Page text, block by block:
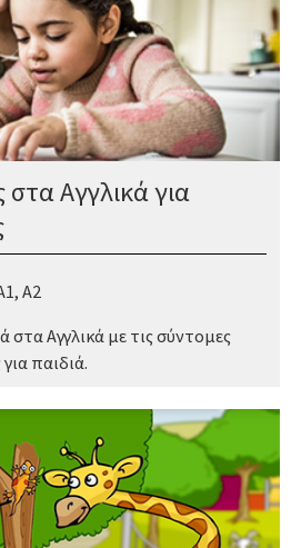
Αγγλικά για
A2
στα Αγγλικά με τις σύντομες
παιδιά.